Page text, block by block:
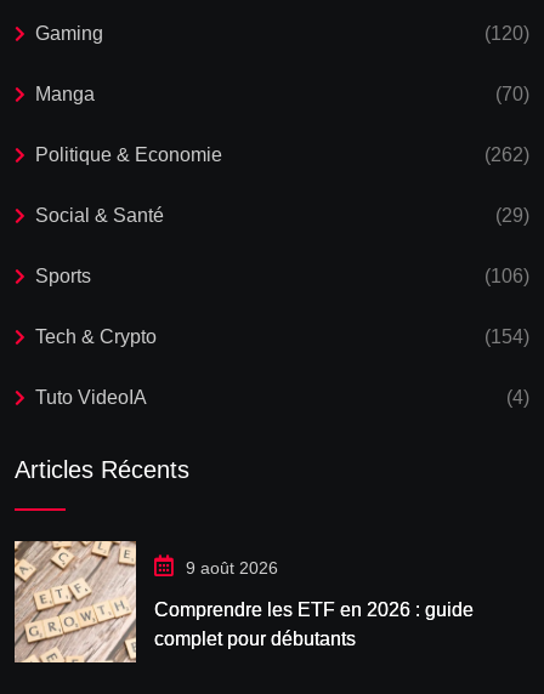
Gaming (120)
Manga (70)
Politique & Economie (262)
Social & Santé (29)
Sports (106)
Tech & Crypto (154)
Tuto VideoIA (4)
Articles Récents
9 août 2026
Comprendre les ETF en 2026 : guide
complet pour débutants